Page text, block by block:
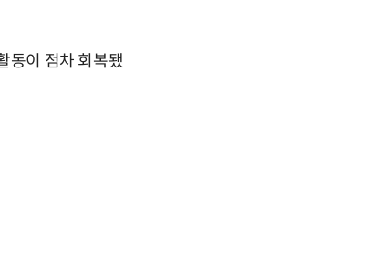
동이 점차 회복됐